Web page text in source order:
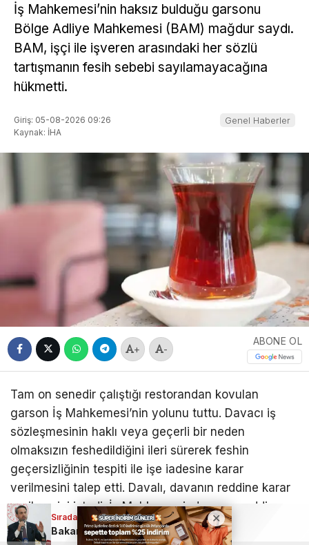
Sıradaki Haber
Ahbap Derneği hakkında kayyum kararı: Faaliyetler durduruldu
Sıradaki Haber
Bursalılar dikkat! Kavurucu sıcak ve yüksek nem geliyor
İş Mahkemesi’nin haksız bulduğu garsonu
Bölge Adliye Mahkemesi (BAM) mağdur saydı.
BAM, işçi ile işveren arasındaki her sözlü
tartışmanın fesih sebebi sayılamayacağına
hükmetti.
Giriş: 05-08-2026 09:26
Kaynak: İHA
Genel Haberler
+ -
ABONE OL
Tam on senedir çalıştığı restorandan kovulan
garson İş Mahkemesi’nin yolunu tuttu. Davacı iş
sözleşmesinin haklı veya geçerli bir neden
olmaksızın feshedildiğini ileri sürerek feshin
geçersizliğinin tespiti ile işe iadesine karar
verilmesini talep etti. Davalı, davanın reddine karar
verilmesini istedi. İş Mahkemesi, davanın reddine
karar verildi. Karara karşı süresinde davacı avukatı
Sıradaki Haber
Bakan Bayraktar: Sakarya gazı 8 milyon haneye ulaşacak